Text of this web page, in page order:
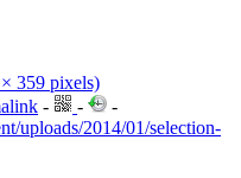
359 pixels)
- -
-
uploads/2014/01/selection-